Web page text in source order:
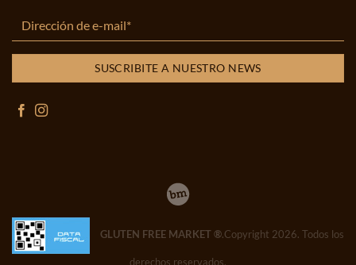
GLUTEN FREE MARKET ®.Copyright 2026. Todos los
derechos reservados.